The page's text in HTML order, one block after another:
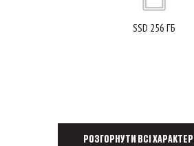
SSD 256 ГБ
РОЗГОРНУТИ ВСІ